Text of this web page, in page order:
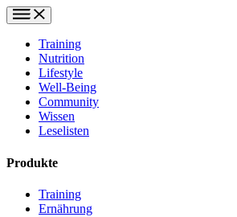
Training
Nutrition
Lifestyle
Well-Being
Community
Wissen
Leselisten
Produkte
Training
Ernährung